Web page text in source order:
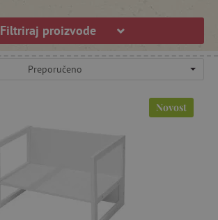
Filtriraj proizvode
Preporučeno
Novost